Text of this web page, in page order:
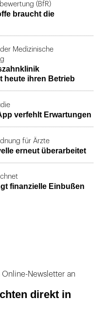
(BfR)
braucht die
Medizinische
heute ihren Betrieb
verfehlt Erwartungen
für Ärzte
erneut überarbeitet
finanzielle Einbußen
Newsletter an
direkt in